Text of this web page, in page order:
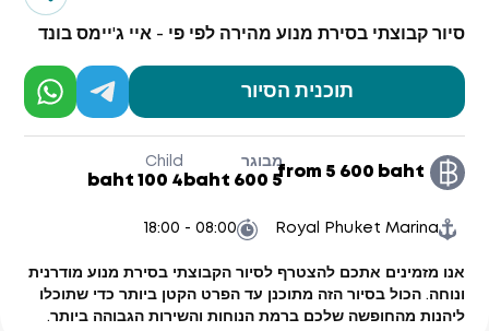
סיור קבוצתי בסירת מנוע מהירה לפי פי - איי ג'יימס בונד
תוכנית הסיור
from 5 600 baht
מבוגר
5 600 baht
Child
4 100 baht
Royal Phuket Marina
08:00 - 18:00
אנו מזמינים אתכם להצטרף לסיור הקבוצתי בסירת מנוע מודרנית
ונוחה. הכול בסיור הזה מתוכנן עד הפרט הקטן ביותר כדי שתוכלו
ליהנות מהחופשה שלכם ברמת הנוחות והשירות הגבוהה ביותר.